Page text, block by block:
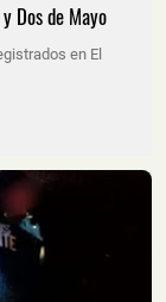
Dos de Mayo
en El